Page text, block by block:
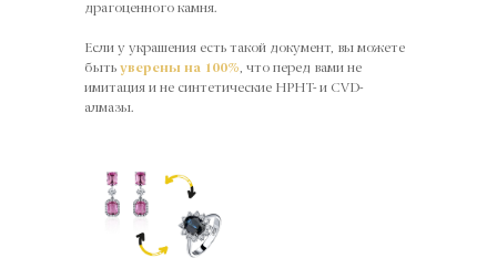
драгоценного камня.
Если у украшения есть такой документ, вы можете
быть уверены на 100%, что перед вами не
имитация и не синтетические HPHT- и CVD-
алмазы.